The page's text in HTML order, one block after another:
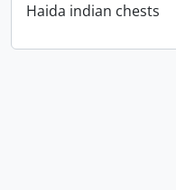
Haida indian chests